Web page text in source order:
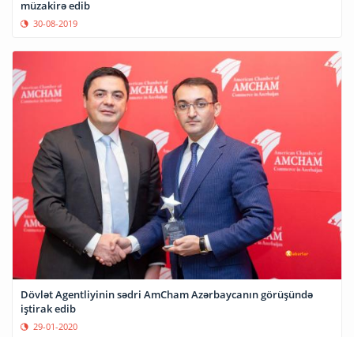
müzakirə edib
30-08-2019
Dövlət Agentliyinin sədri AmCham Azərbaycanın görüşündə
iştirak edib
29-01-2020